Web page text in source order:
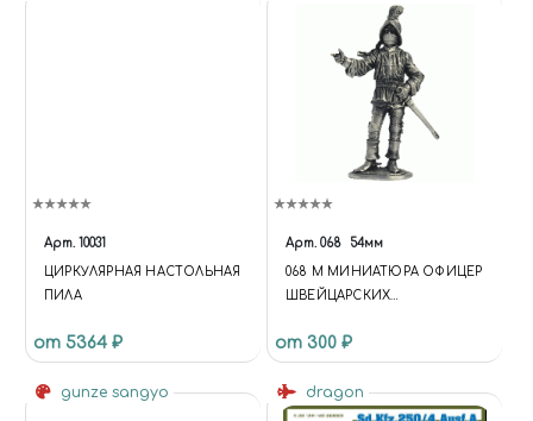
Арт. 10031
ЦИРКУЛЯРНАЯ НАСТОЛЬНАЯ
ПИЛА
от 5364 ₽
Арт. 068 54мм
068 M МИНИАТЮРА ОФИЦЕР
ШВЕЙЦАРСКИХ
от 300 ₽
gunze sangyo dragon